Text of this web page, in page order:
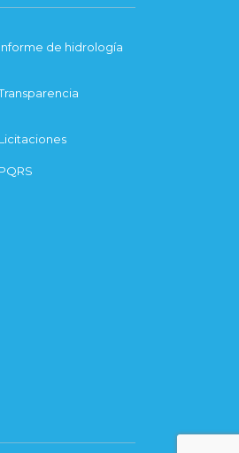
Informe de hidrología
Licitaciones
PQRS